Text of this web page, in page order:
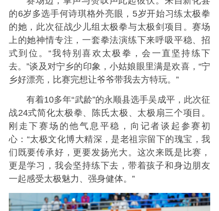
的6岁多选手何诗琪格外亮眼，5岁开始习练太极拳
的她，此次征战少儿组太极拳与太极剑项目。赛场
上的她神情专注，一套拳法演练下来呼吸平稳、招
式到位。“我特别喜欢太极拳，会一直坚持练下
去。”谈及对宁乡的印象，小姑娘眼里满是欢喜，“宁
乡好漂亮，比赛完想让爷爷带我去方特玩。”
有着10多年“武龄”的永顺县选手吴成平，此次征
战24式简化太极拳、陈氏太极、太极扇三个项目。
刚走下赛场的他气息平稳，向记者谈起参赛初
心：“太极文化博大精深，是老祖宗留下的瑰宝，我
们既要传承好，更要发扬光大。这次来既是比赛，
更是学习，我会坚持练下去，带着孩子和身边朋友
一起感受太极魅力、强身健体。”